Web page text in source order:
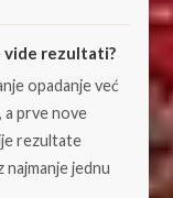
vide rezultati?
opadanje već
a prve nove
rezultate
jednu